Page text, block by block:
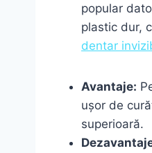
popular
plastic dur,
dentar
Avantaje:
ușor de
superioară.